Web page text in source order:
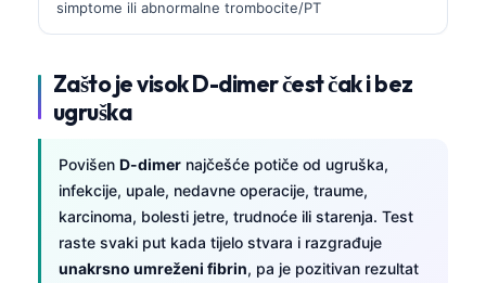
simptome ili abnormalne trombocite/PT
Zašto je visok D-dimer čest čak i bez
ugruška
Povišen D-dimer najčešće potiče od ugruška,
infekcije, upale, nedavne operacije, traume,
karcinoma, bolesti jetre, trudnoće ili starenja. Test
raste svaki put kada tijelo stvara i razgrađuje
unakrsno umreženi fibrin, pa je pozitivan rezultat